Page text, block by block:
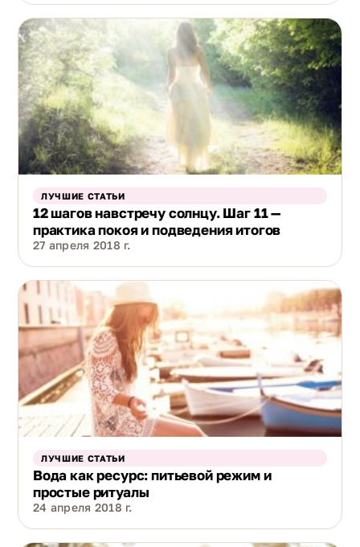
ЛУЧШИЕ СТАТЬИ
12 шагов навстречу солнцу. Шаг 11 —
практика покоя и подведения итогов
27 апреля 2018 г.
ЛУЧШИЕ СТАТЬИ
Вода как ресурс: питьевой режим и
простые ритуалы
24 апреля 2018 г.